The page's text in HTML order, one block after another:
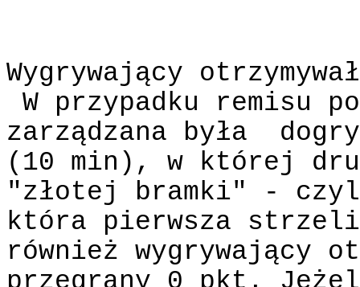
Wygrywający
W przypadku remisu
zarządzana była
(10 min), w której
"złotej bramki" -
która pierwsza
również wygrywający